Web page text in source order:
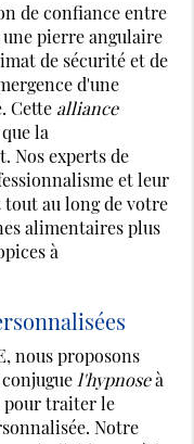
de confiance entre
pierre angulaire
de sécurité et de
d'une
Cette alliance
la
Nos experts de
et leur
au long de votre
alimentaires plus
à
nous proposons
l'hypnoseà
pour traiter le
Notre